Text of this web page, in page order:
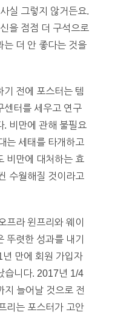
실 그렇지 않거든요.
을 점점 더 구석으로
는 더 안 좋다는 것을
기 전에 포스터는 템
센터를 세우고 연구
. 비만에 관해 불필요
는 세태를 타개하고
비만에 대처하는 효
수월해질 것이라고
프라 윈프리와 웨이
뚜렷한 성과를 내기
만에 회원 가입자
습니다. 2017년 1/4
지 늘어날 것으로 전
리는 포스터가 고안